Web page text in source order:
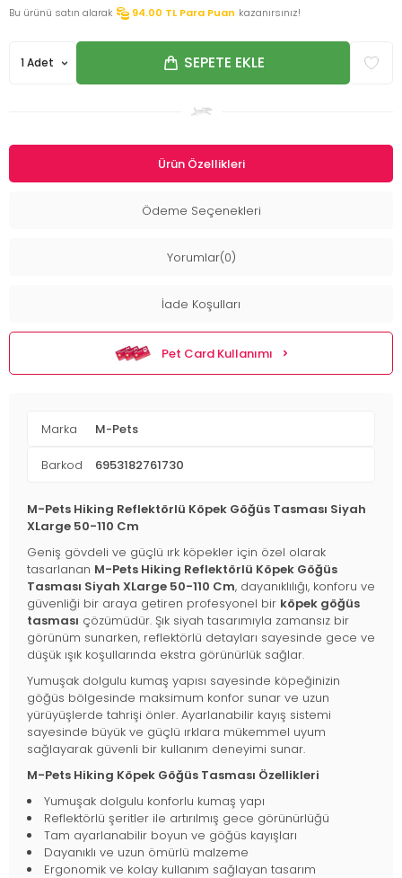
Bu ürünü satın alarak 94.00 TL Para Puan kazanırsınız!
SEPETE EKLE
Ürün Özellikleri
Ödeme Seçenekleri
Yorumlar(0)
İade Koşulları
Pet Card Kullanımı
Marka M-Pets
Barkod 6953182761730
M-Pets Hiking Reflektörlü Köpek Göğüs Tasması Siyah
XLarge 50-110 Cm
Geniş gövdeli ve güçlü ırk köpekler için özel olarak
tasarlanan M-Pets Hiking Reflektörlü Köpek Göğüs
Tasması Siyah XLarge 50-110 Cm, dayanıklılığı, konforu ve
güvenliği bir araya getiren profesyonel bir köpek göğüs
tasması çözümüdür. Şık siyah tasarımıyla zamansız bir
görünüm sunarken, reflektörlü detayları sayesinde gece ve
düşük ışık koşullarında ekstra görünürlük sağlar.
Yumuşak dolgulu kumaş yapısı sayesinde köpeğinizin
göğüs bölgesinde maksimum konfor sunar ve uzun
yürüyüşlerde tahrişi önler. Ayarlanabilir kayış sistemi
sayesinde büyük ve güçlü ırklara mükemmel uyum
sağlayarak güvenli bir kullanım deneyimi sunar.
M-Pets Hiking Köpek Göğüs Tasması Özellikleri
Yumuşak dolgulu konforlu kumaş yapı
Reflektörlü şeritler ile artırılmış gece görünürlüğü
Tam ayarlanabilir boyun ve göğüs kayışları
Dayanıklı ve uzun ömürlü malzeme
Ergonomik ve kolay kullanım sağlayan tasarım